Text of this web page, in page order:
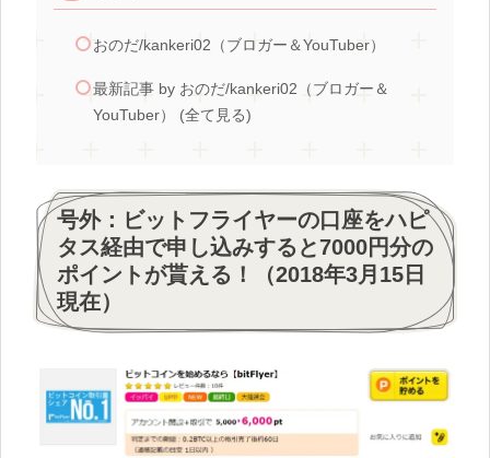
おのだ/kankeri02（ブロガー＆YouTuber）
最新記事 by おのだ/kankeri02（ブロガー＆
YouTuber） (全て見る)
号外：ビットフライヤーの口座をハピ
タス経由で申し込みすると7000円分の
ポイントが貰える！（2018年3月15日
現在）